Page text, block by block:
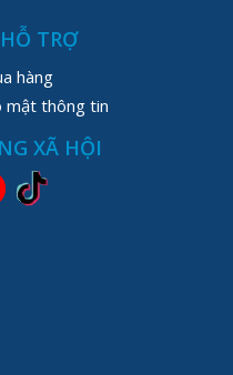
TRỢ
hàng
mật thông tin
XÃ HỘI